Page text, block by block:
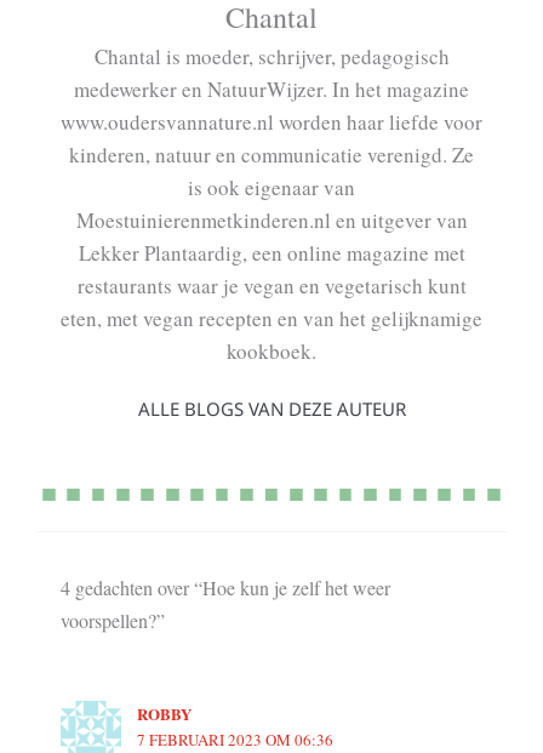
Chantal
Chantal is moeder, schrijver, pedagogisch
medewerker en NatuurWijzer. In het magazine
www.oudersvannature.nl worden haar liefde voor
kinderen, natuur en communicatie verenigd. Ze
is ook eigenaar van
Moestuinierenmetkinderen.nl en uitgever van
Lekker Plantaardig, een online magazine met
restaurants waar je vegan en vegetarisch kunt
eten, met vegan recepten en van het gelijknamige
kookboek.
ALLE BLOGS VAN DEZE AUTEUR
4 gedachten over “Hoe kun je zelf het weer
voorspellen?”
ROBBY
7 FEBRUARI 2023 OM 06:36